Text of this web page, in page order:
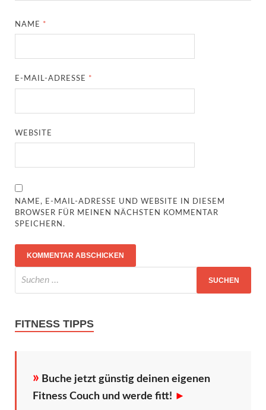
NAME *
E-MAIL-ADRESSE *
WEBSITE
NAME, E-MAIL-ADRESSE UND WEBSITE IN DIESEM
BROWSER FÜR MEINEN NÄCHSTEN KOMMENTAR
SPEICHERN.
FITNESS TIPPS
» Buche jetzt günstig deinen eigenen
Fitness Couch und werde fitt! ►